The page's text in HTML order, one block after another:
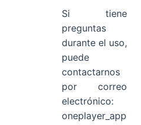
Si tiene
preguntas
durante el uso,
puede
contactarnos
por correo
electrónico:
oneplayer_app